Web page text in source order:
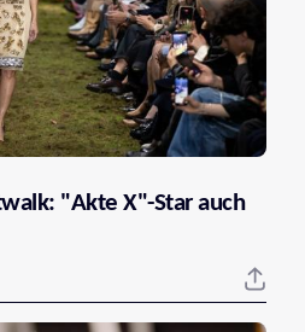
"Akte X"-Star auch